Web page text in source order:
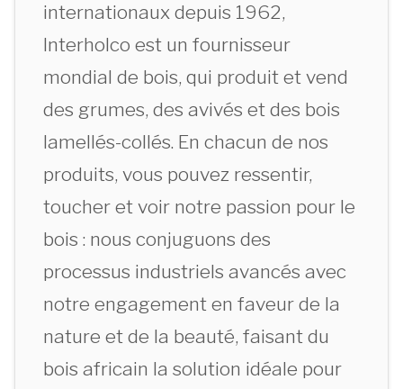
internationaux depuis 1962,
Interholco est un fournisseur
mondial de bois, qui produit et vend
des grumes, des avivés et des bois
lamellés-collés. En chacun de nos
produits, vous pouvez ressentir,
toucher et voir notre passion pour le
bois : nous conjuguons des
processus industriels avancés avec
notre engagement en faveur de la
nature et de la beauté, faisant du
bois africain la solution idéale pour